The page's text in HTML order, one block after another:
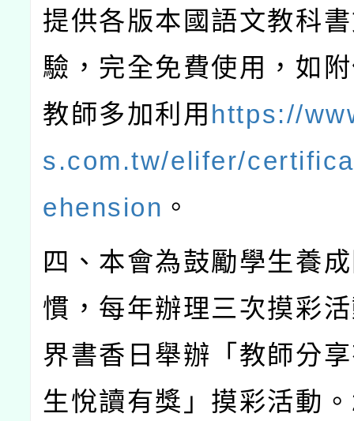
提供各版本國語文教科
驗，完全免費使用，如
教師多加利用 https://
s.com.tw/elifer/
ehension 。
四、本會為鼓勵學生養
慣，每年辦理三次摸彩
界書香日舉辦「教師分
生悅讀有獎」摸彩活動。